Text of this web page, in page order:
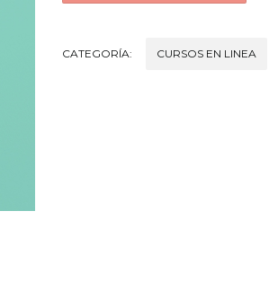
CATEGORÍA: CURSOS EN LINEA